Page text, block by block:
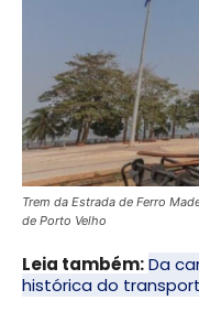
Trem da Estrada de Ferro
de Porto Velho
Leia também:Da
histórica do